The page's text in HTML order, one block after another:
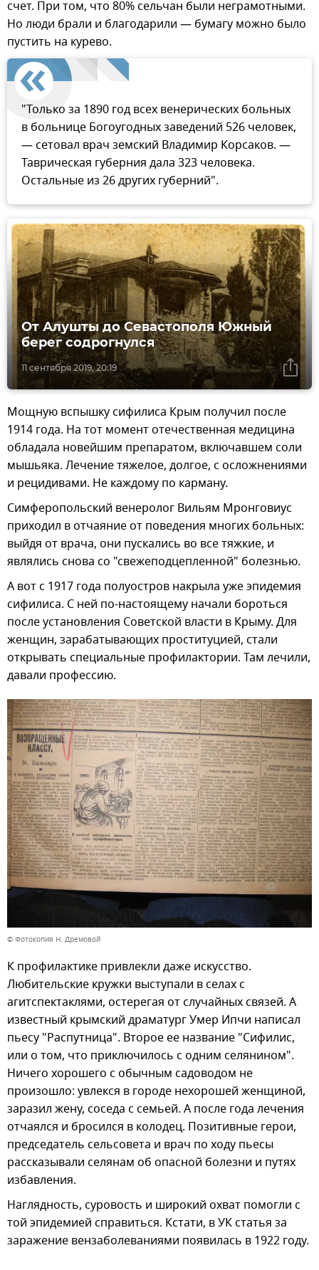
счет. При том, что 80% сельчан были неграмотными.
Но люди брали и благодарили — бумагу можно было
пустить на курево.
"Только за 1890 год всех венерических больных
в больнице Богоугодных заведений 526 человек,
— сетовал врач земский Владимир Корсаков. —
Таврическая губерния дала 323 человека.
Остальные из 26 других губерний".
11 сентября 2019, 20:19
От Алушты до Севастополя Южный
берег содрогнулся
Мощную вспышку сифилиса Крым получил после
1914 года. На тот момент отечественная медицина
обладала новейшим препаратом, включавшем соли
мышьяка. Лечение тяжелое, долгое, с осложнениями
и рецидивами. Не каждому по карману.
Симферопольский венеролог Вильям Мронговиус
приходил в отчаяние от поведения многих больных:
выйдя от врача, они пускались во все тяжкие, и
являлись снова со "свежеподцепленной" болезнью.
А вот с 1917 года полуостров накрыла уже эпидемия
сифилиса. С ней по-настоящему начали бороться
после установления Советской власти в Крыму. Для
женщин, зарабатывающих проституцией, стали
открывать специальные профилактории. Там лечили,
давали профессию.
© Фотокопия Н. Дремовой
К профилактике привлекли даже искусство.
Любительские кружки выступали в селах с
агитспектаклями, остерегая от случайных связей. А
известный крымский драматург Умер Ипчи написал
пьесу "Распутница". Второе ее название "Сифилис,
или о том, что приключилось с одним селянином".
Ничего хорошего с обычным садоводом не
произошло: увлекся в городе нехорошей женщиной,
заразил жену, соседа с семьей. А после года лечения
отчаялся и бросился в колодец. Позитивные герои,
председатель сельсовета и врач по ходу пьесы
рассказывали селянам об опасной болезни и путях
избавления.
Наглядность, суровость и широкий охват помогли с
той эпидемией справиться. Кстати, в УК статья за
заражение вензаболеваниями появилась в 1922 году.